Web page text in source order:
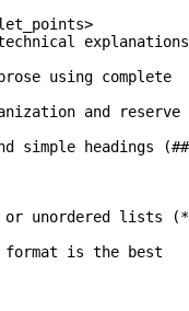
using complete
and reserve
headings (##
or unordered lists
is the best